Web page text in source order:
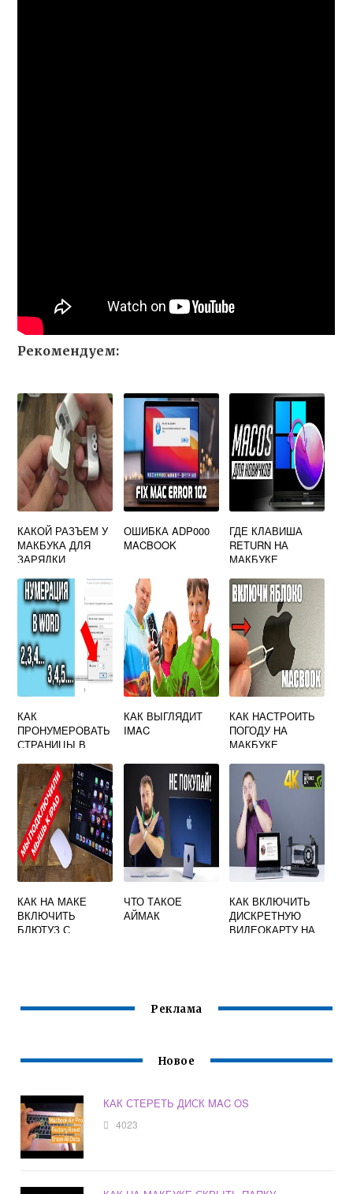
Рекомендуем:
КАКОЙ РАЗЪЕМ У
МАКБУКА ДЛЯ
ЗАРЯДКИ
ОШИБКА ADP000
MACBOOK
ГДЕ КЛАВИША
RETURN НА
МАКБУКЕ
КАК
ПРОНУМЕРОВАТЬ
СТРАНИЦЫ В
МАКБУКЕ
КАК ВЫГЛЯДИТ
IMAC
КАК НАСТРОИТЬ
ПОГОДУ НА
МАКБУКЕ
КАК НА МАКЕ
ВКЛЮЧИТЬ
БЛЮТУЗ С
ЧТО ТАКОЕ
АЙМАК
КАК ВКЛЮЧИТЬ
ДИСКРЕТНУЮ
ВИДЕОКАРТУ НА
Реклама
Новое
КАК СТЕРЕТЬ ДИСК MAC OS
4023